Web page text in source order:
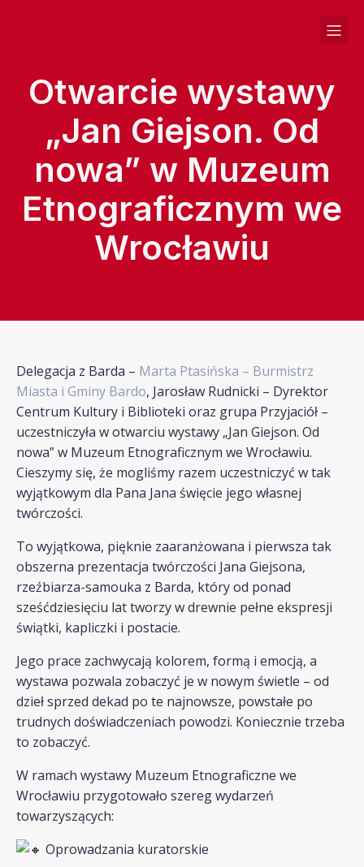
Otwarcie wystawy
„Jan Giejson. Od
nowa” w Muzeum
Etnograficznym we
Wrocławiu
Delegacja z Barda – Marta Ptasińska – Burmistrz
Miasta i Gminy Bardo, Jarosław Rudnicki – Dyrektor
Centrum Kultury i Biblioteki oraz grupa Przyjaciół –
uczestniczyła w otwarciu wystawy „Jan Giejson. Od
nowa” w Muzeum Etnograficznym we Wrocławiu.
Cieszymy się, że mogliśmy razem uczestniczyć w tak
wyjątkowym dla Pana Jana święcie jego własnej
twórczości.
To wyjątkowa, pięknie zaaranżowana i pierwsza tak
obszerna prezentacja twórczości Jana Giejsona,
rzeźbiarza-samouka z Barda, który od ponad
sześćdziesięciu lat tworzy w drewnie pełne ekspresji
świątki, kapliczki i postacie.
Jego prace zachwycają kolorem, formą i emocją, a
wystawa pozwala zobaczyć je w nowym świetle – od
dzieł sprzed dekad po te najnowsze, powstałe po
trudnych doświadczeniach powodzi. Koniecznie trzeba
to zobaczyć.
W ramach wystawy Muzeum Etnograficzne we
Wrocławiu przygotowało szereg wydarzeń
towarzyszących:
Oprowadzania kuratorskie